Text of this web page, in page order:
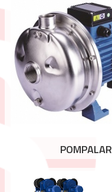
POMPALAR